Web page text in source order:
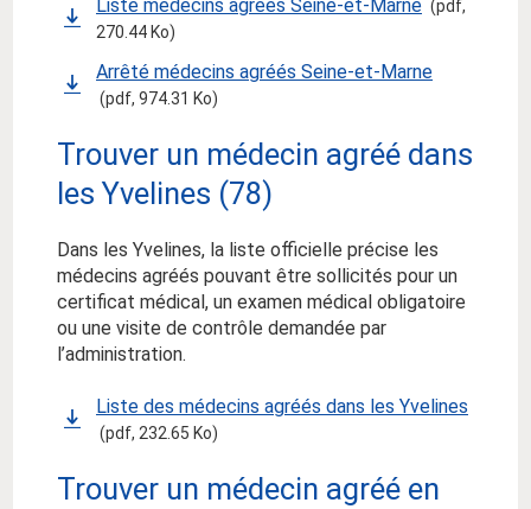
Liste médecins agréés Seine-et-Marne (pdf,
270.44 Ko)
Arrêté médecins agréés Seine-et-Marne
(pdf, 974.31 Ko)
Trouver un médecin agréé dans
les Yvelines (78)
Dans les Yvelines, la liste officielle précise les
médecins agréés pouvant être sollicités pour un
certificat médical, un examen médical obligatoire
ou une visite de contrôle demandée par
l’administration.
Liste des médecins agréés dans les Yvelines
(pdf, 232.65 Ko)
Trouver un médecin agréé en